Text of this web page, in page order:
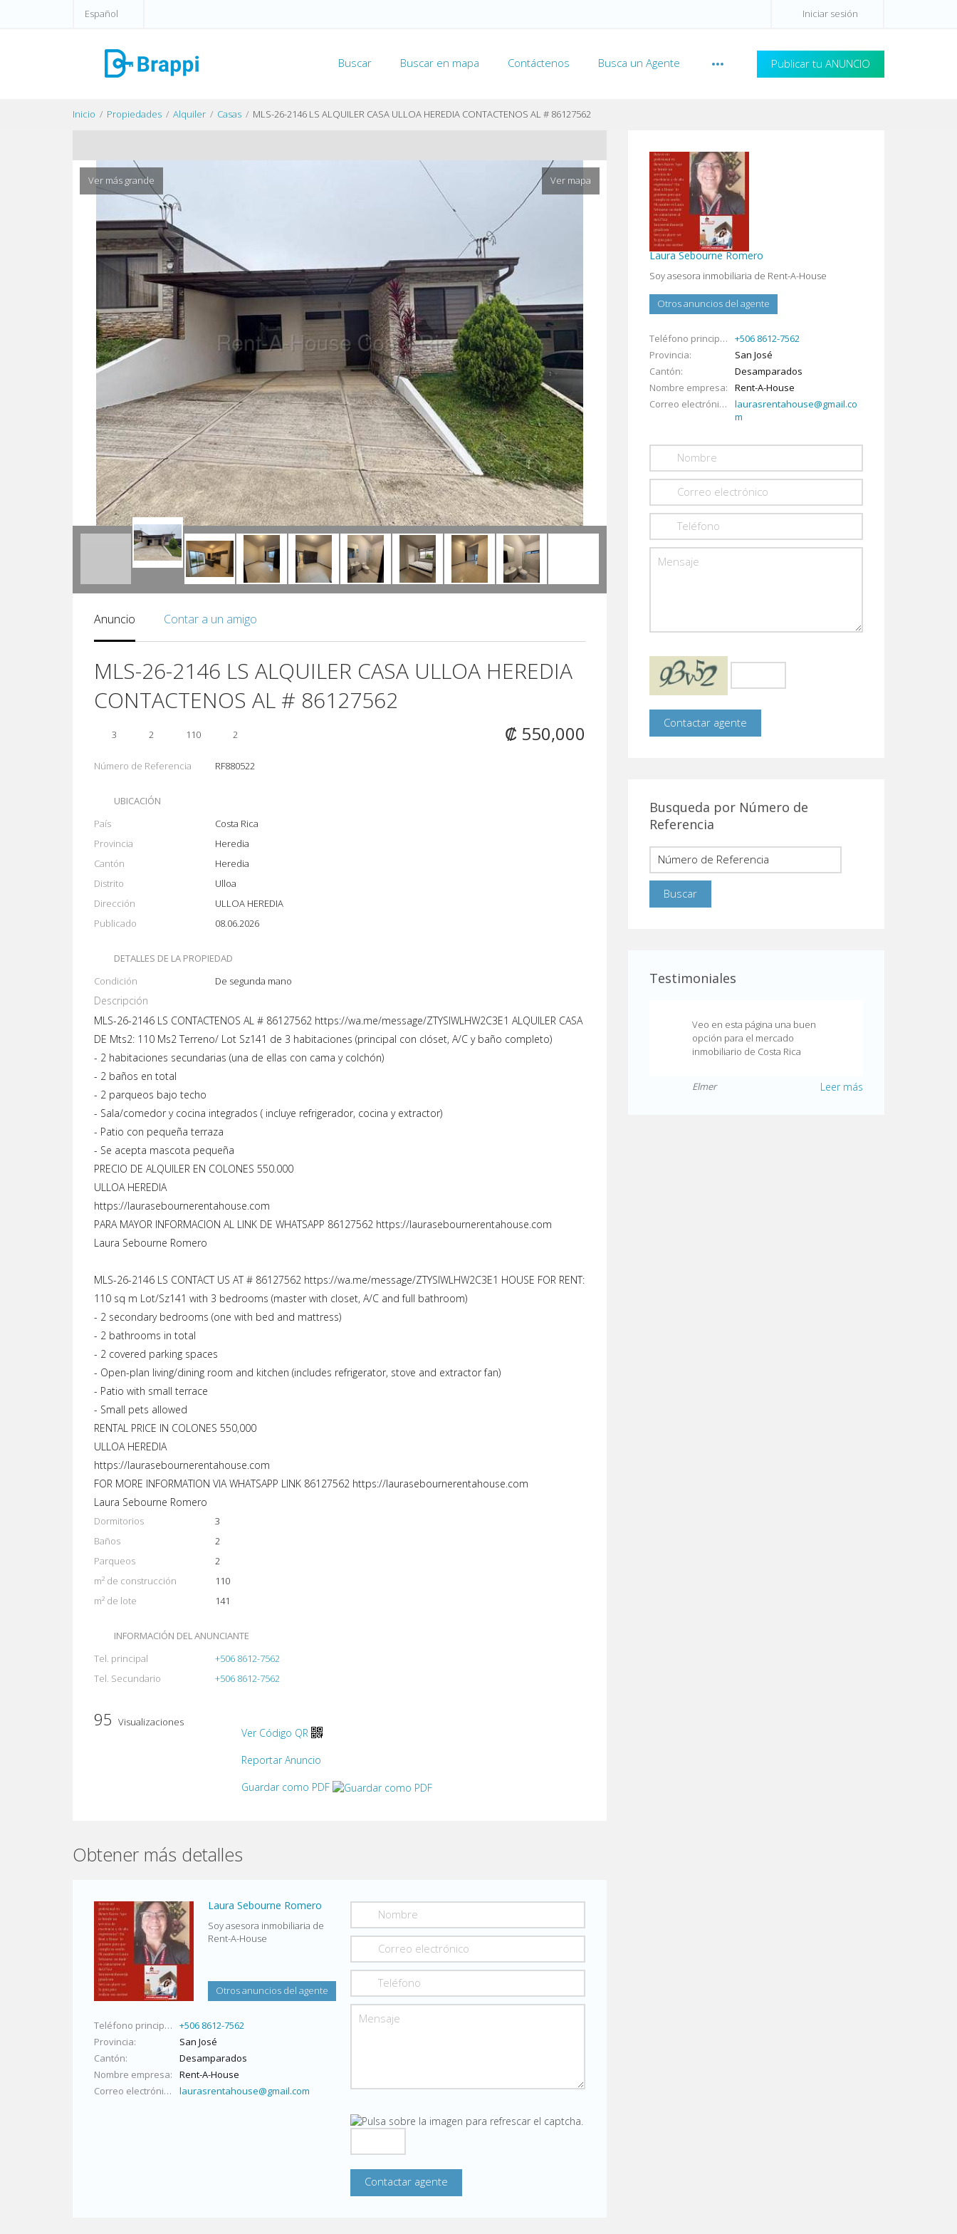
Español Iniciar sesión
Publicar tu ANUNCIO
Buscar Buscar en mapa Contáctenos Busca un Agente
Inicio Propiedades Alquiler Casas MLS-26-2146 LS ALQUILER CASA ULLOA HEREDIA CONTACTENOS AL # 86127562
Laura Sebourne Romero
Soy asesora inmobiliaria de Rent-A-House
Otros anuncios del agente
Teléfono principal
+506 8612-7562
Provincia
San José
Cantón
Desamparados
Nombre empresa
Rent-A-House
Correo electrónico
laurasrentahouse@gmail.co
m
Busqueda por Número de
Referencia
Testimoniales
Veo en esta página una buen
opción para el mercado
inmobiliario de Costa Rica
Leer más
Elmer
Ver más grande Ver mapa
Anuncio Contar a un amigo
MLS-26-2146 LS ALQUILER CASA ULLOA HEREDIA
CONTACTENOS AL # 86127562
₡ 550,000
3 2 110 2
Número de Referencia RF880522
UBICACIÓN
País
Costa Rica
Provincia
Heredia
Cantón
Heredia
Distrito
Ulloa
Dirección
ULLOA HEREDIA
Publicado
08.06.2026
DETALLES DE LA PROPIEDAD
Condición
De segunda mano
Descripción
MLS-26-2146 LS CONTACTENOS AL # 86127562 https://wa.me/message/ZTYSIWLHW2C3E1 ALQUILER CASA
DE Mts2: 110 Ms2 Terreno/ Lot Sz141 de 3 habitaciones (principal con clóset, A/C y baño completo)
- 2 habitaciones secundarias (una de ellas con cama y colchón)
- 2 baños en total
- 2 parqueos bajo techo
- Sala/comedor y cocina integrados ( incluye refrigerador, cocina y extractor)
- Patio con pequeña terraza
- Se acepta mascota pequeña
PRECIO DE ALQUILER EN COLONES 550.000
ULLOA HEREDIA
https://laurasebournerentahouse.com
PARA MAYOR INFORMACION AL LINK DE WHATSAPP 86127562 https://laurasebournerentahouse.com
Laura Sebourne Romero
MLS-26-2146 LS CONTACT US AT # 86127562 https://wa.me/message/ZTYSIWLHW2C3E1 HOUSE FOR RENT:
110 sq m Lot/Sz141 with 3 bedrooms (master with closet, A/C and full bathroom)
- 2 secondary bedrooms (one with bed and mattress)
- 2 bathrooms in total
- 2 covered parking spaces
- Open-plan living/dining room and kitchen (includes refrigerator, stove and extractor fan)
- Patio with small terrace
- Small pets allowed
RENTAL PRICE IN COLONES 550,000
ULLOA HEREDIA
https://laurasebournerentahouse.com
FOR MORE INFORMATION VIA WHATSAPP LINK 86127562 https://laurasebournerentahouse.com
Laura Sebourne Romero
Dormitorios
3
Baños
2
Parqueos
2
m² de construcción
110
m² de lote
141
INFORMACIÓN DEL ANUNCIANTE
Tel. principal
+506 8612-7562
Tel. Secundario
+506 8612-7562
Ver Código QR
Reportar Anuncio
Guardar como PDF
95 Visualizaciones
Obtener más detalles
Laura Sebourne Romero
Soy asesora inmobiliaria de
Rent-A-House
Otros anuncios del agente
Teléfono principal
+506 8612-7562
Provincia
San José
Cantón
Desamparados
Nombre empresa
Rent-A-House
Correo electrónico
laurasrentahouse@gmail.com